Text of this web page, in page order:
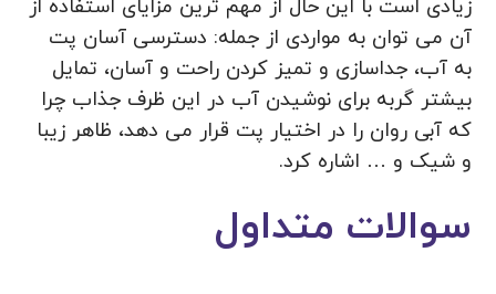
زیادی است با این حال از مهم ترین مزایای استفاده از
آن می توان به مواردی از جمله: دسترسی آسان پت
به آب، جداسازی و تمیز کردن راحت و آسان، تمایل
بیشتر گربه برای نوشیدن آب در این ظرف جذاب چرا
که آبی روان را در اختیار پت قرار می دهد، ظاهر زیبا
و شیک و … اشاره کرد.
سوالات متداول